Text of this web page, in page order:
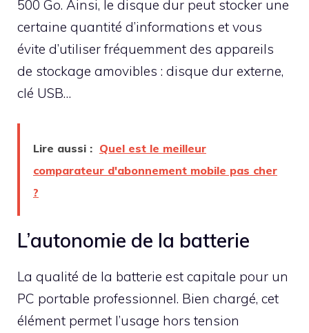
500 Go. Ainsi, le disque dur peut stocker une
certaine quantité d’informations et vous
évite d’utiliser fréquemment des appareils
de stockage amovibles : disque dur externe,
clé USB…
Lire aussi : Quel est le meilleur
comparateur d'abonnement mobile pas cher
?
L’autonomie de la batterie
La qualité de la batterie est capitale pour un
PC portable professionnel. Bien chargé, cet
élément permet l’usage hors tension